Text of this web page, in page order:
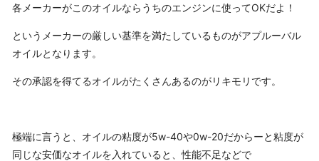
各メーカーがこのオイルならうちのエンジンに使ってOKだよ！
というメーカーの厳しい基準を満たしているものがアプルーバル
オイルとなります。
その承認を得てるオイルがたくさんあるのがリキモリです。
極端に言うと、オイルの粘度が5w-40や0w-20だからーと粘度が
同じな安価なオイルを入れていると、性能不足などで